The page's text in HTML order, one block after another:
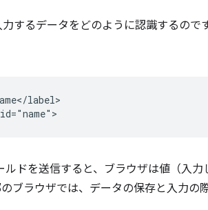
するデータをどのように認識するの
label>
ルドを送信すると、ブラウザは値（入力
ブラウザでは、データの保存と入力の